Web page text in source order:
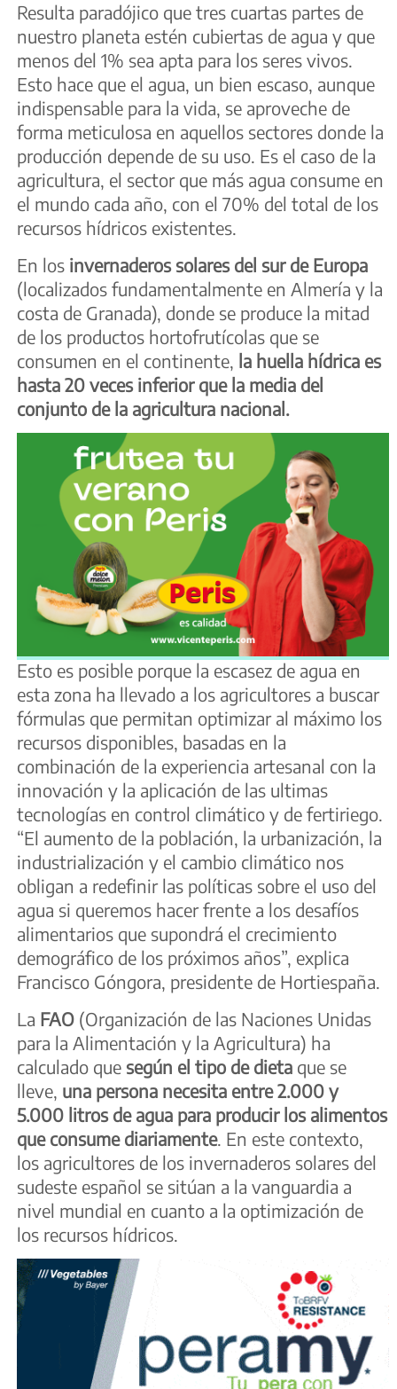
Resulta paradójico que tres cuartas partes de
nuestro planeta estén cubiertas de agua y que
menos del 1% sea apta para los seres vivos.
Esto hace que el agua, un bien escaso, aunque
indispensable para la vida, se aproveche de
forma meticulosa en aquellos sectores donde la
producción depende de su uso. Es el caso de la
agricultura, el sector que más agua consume en
el mundo cada año, con el 70% del total de los
recursos hídricos existentes.
En los invernaderos solares del sur de Europa
(localizados fundamentalmente en Almería y la
costa de Granada), donde se produce la mitad
de los productos hortofrutícolas que se
consumen en el continente, la huella hídrica es
hasta 20 veces inferior que la media del
conjunto de la agricultura nacional.
Esto es posible porque la escasez de agua en
esta zona ha llevado a los agricultores a buscar
fórmulas que permitan optimizar al máximo los
recursos disponibles, basadas en la
combinación de la experiencia artesanal con la
innovación y la aplicación de las ultimas
tecnologías en control climático y de fertiriego.
“El aumento de la población, la urbanización, la
industrialización y el cambio climático nos
obligan a redefinir las políticas sobre el uso del
agua si queremos hacer frente a los desafíos
alimentarios que supondrá el crecimiento
demográfico de los próximos años”, explica
Francisco Góngora, presidente de Hortiespaña.
La FAO (Organización de las Naciones Unidas
para la Alimentación y la Agricultura) ha
calculado que según el tipo de dieta que se
lleve, una persona necesita entre 2.000 y
5.000 litros de agua para producir los alimentos
que consume diariamente. En este contexto,
los agricultores de los invernaderos solares del
sudeste español se sitúan a la vanguardia a
nivel mundial en cuanto a la optimización de
los recursos hídricos.